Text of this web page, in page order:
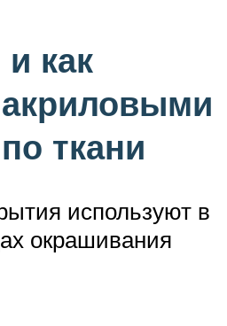
как
ткани
используют в
окрашивания